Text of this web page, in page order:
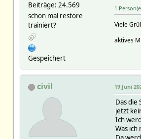
Beiträge: 24.569
schon mal restore
trainiert?
Gespeichert
1
Viele
aktives
civil 19 Juni
Das die
jetzt
Ich
Was ich